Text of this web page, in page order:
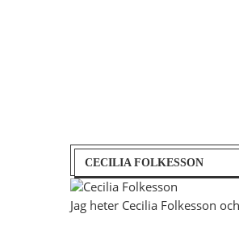
CECILIA FOLKESSON
Jag heter Cecilia Folkesson